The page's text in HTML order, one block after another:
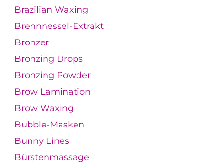
Brazilian Waxing
Brennnessel-Extrakt
Bronzer
Bronzing Drops
Bronzing Powder
Brow Lamination
Brow Waxing
Bubble-Masken
Bunny Lines
Bürstenmassage